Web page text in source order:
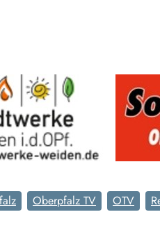
Oberpfalz TV OTV